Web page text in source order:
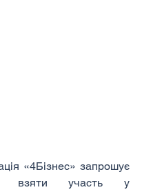
«4Бізнес» запрошує
взяти участь у